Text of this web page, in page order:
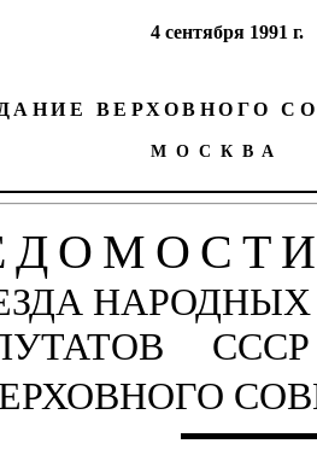
4 сентября 1991 г.
ВЕРХОВНОГО
МОСКВА
НАРОДНЫХ
СССР